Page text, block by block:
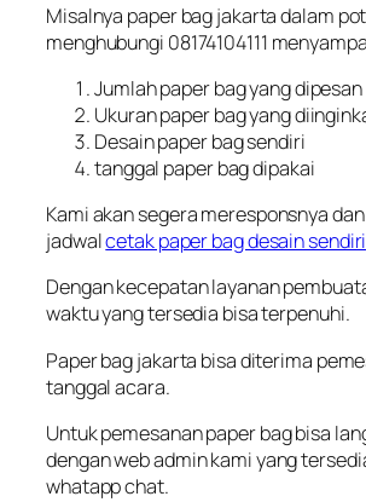
Misalnya paper bag jakarta dalam
menghubungi 08174104111
Jumlah paper bag yang dipesan
Ukuran paper bag yang
Desain paper bag sendiri
tanggal paper bag dipakai
Kami akan segera meresponsnya
jadwalcetak paper bag desain sendiri
Dengan kecepatan layanan
waktu yang tersedia bisa terpenuhi.
Paper bag jakarta bisa diterima
tanggal acara.
Untuk pemesanan paper bag bisa
dengan web admin kami yang
whatapp chat.